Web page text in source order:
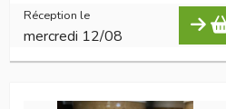
Réception le
mercredi 12/08